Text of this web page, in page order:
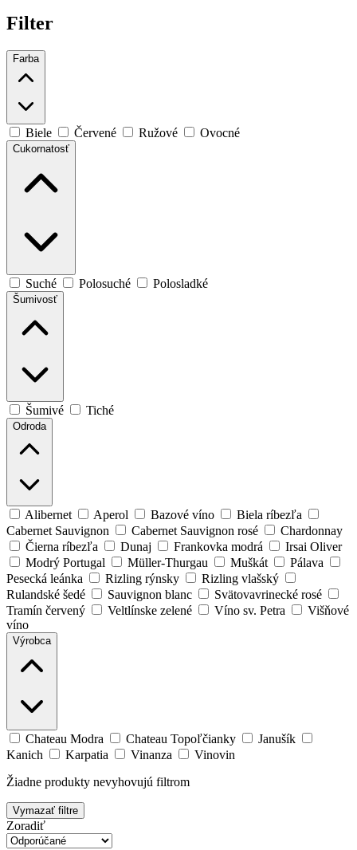
Filter
Farba
Biele Červené Ružové Ovocné
Cukornatosť
Suché Polosuché Polosladké
Šumivosť
Šumivé Tiché
Odroda
Alibernet Aperol Bazové víno
Biela ríbezľa
Cabernet Sauvignon
Cabernet Sauvignon rosé
Chardonnay
Čierna ríbezľa
Dunaj Frankovka modrá
Irsai Oliver
Modrý Portugal
Müller-Thurgau Muškát
Pálava
Pesecká leánka
Rizling rýnsky
Rizling vlašský
Rulandské šedé
Sauvignon blanc
Svätovavrinecké rosé
Tramín červený
Veltlínske zelené Víno sv. Petra
Višňové
víno
Výrobca
Chateau Modra Chateau Topoľčianky
Janušík
Kanich
Karpatia Vinanza
Vinovin
Žiadne produkty nevyhovujú filtrom
Vymazať filtre
Zoradiť